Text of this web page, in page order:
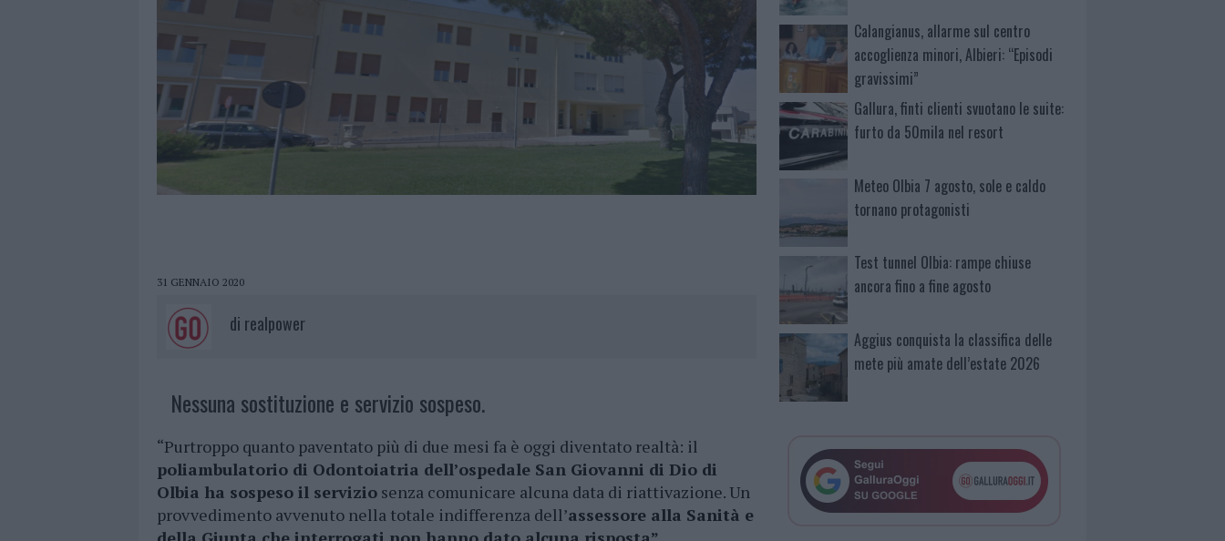
31 GENNAIO 2020
di realpower
Nessuna sostituzione e servizio sospeso.
“Purtroppo quanto paventato più di due mesi fa è oggi diventato realtà: il
poliambulatorio di Odontoiatria dell’ospedale San Giovanni di Dio di
Olbia ha sospeso il servizio senza comunicare alcuna data di riattivazione. Un
provvedimento avvenuto nella totale indifferenza dell’assessore alla Sanità e
Calangianus, allarme sul centro
accoglienza minori, Albieri: “Episodi
gravissimi”
Gallura, finti clienti svuotano le suite:
furto da 50mila nel resort
Meteo Olbia 7 agosto, sole e caldo
tornano protagonisti
Test tunnel Olbia: rampe chiuse
ancora fino a fine agosto
Aggius conquista la classifica delle
mete più amate dell’estate 2026